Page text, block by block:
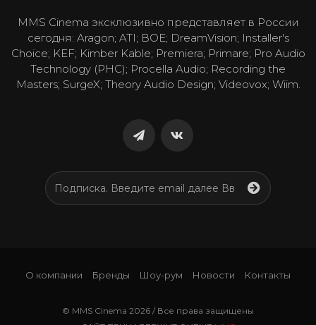
MMS Cinema эксклюзивно представляет в России
сегодня: Aragon; ATI; BOE; DreamVision; Installer's
Choice; KEF; Kimber Kable; Premiera; Primare; Pro Audio
Technology (PHC); Procella Audio; Recording the
Masters; SurgeX; Theory Audio Design; Videovox; Wiim.
О компании Бренды Шоу-рум Новости Контакты
© MMS Cinema 2026 / Все права защищены